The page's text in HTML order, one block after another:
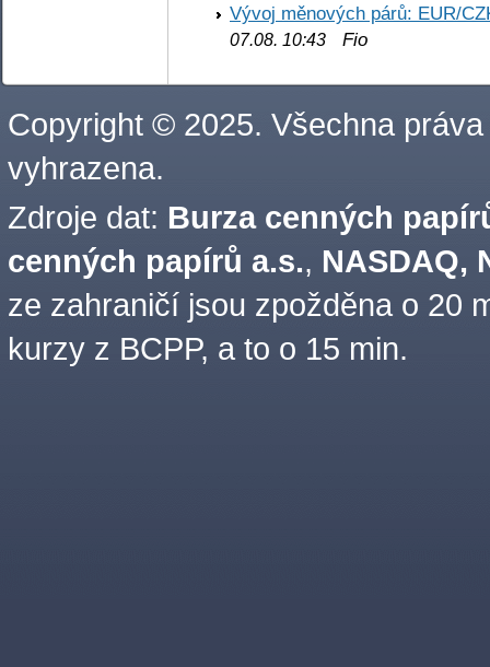
Vývoj měnových párů: EUR/
07.08. 10:43 Fio
Copyright © 2025. Všechna práva
vyhrazena.
Zdroje dat: Burza cenných
cenných papírů a.s., NASDAQ,
ze zahraničí jsou zpožděna o 20
kurzy z BCPP, a to o 15 min.